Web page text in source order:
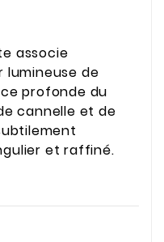
associe
de
profonde du
cannelle et de
et raffiné.